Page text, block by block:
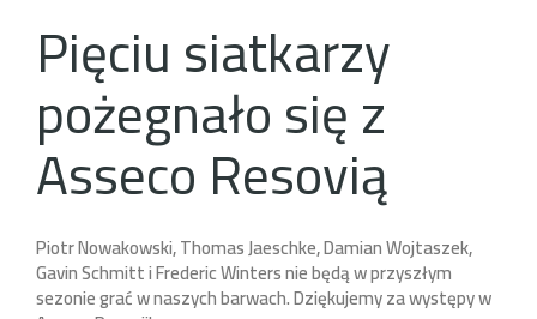
Pięciu siatkarzy
pożegnało się z
Asseco Resovią
Piotr Nowakowski, Thomas Jaeschke, Damian Wojtaszek,
Gavin Schmitt i Frederic Winters nie będą w przyszłym
sezonie grać w naszych barwach. Dziękujemy za występy w